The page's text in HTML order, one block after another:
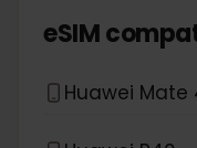
eSIM
Huawei Mate